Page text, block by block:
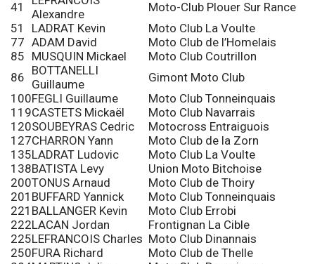
41
Alexandre
Moto-Club Plouer Sur Rance
51
LADRAT Kevin
Moto Club La Voulte
77 ADAM David
Moto Club de l’Homelais
85 MUSQUIN Mickael
Moto Club Coutrillon
86 BOTTANELLI
Guillaume
Gimont Moto Club
100FEGLI Guillaume
Moto Club Tonneinquais
119CASTETS Mickaël
Moto Club Navarrais
120SOUBEYRAS Cedric
Motocross Entraiguois
127CHARRON Yann
Moto Club de la Zorn
135LADRAT Ludovic
Moto Club La Voulte
138BATISTA Levy
Union Moto Bitchoise
200TONUS Arnaud
Moto Club de Thoiry
201 BUFFARD Yannick
Moto Club Tonneinquais
221 BALLANGER Kevin
Moto Club Errobi
222LACAN Jordan
Frontignan La Cible
225LEFRANCOIS Charles Moto Club Dinannais
250FURA Richard
Moto Club de Thelle